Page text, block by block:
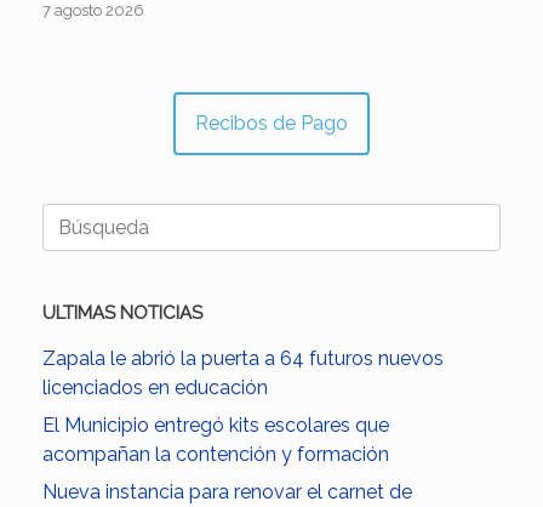
7 agosto 2026
Recibos de Pago
Buscar:
ULTIMAS NOTICIAS
Zapala le abrió la puerta a 64 futuros nuevos
licenciados en educación
El Municipio entregó kits escolares que
acompañan la contención y formación
Nueva instancia para renovar el carnet de